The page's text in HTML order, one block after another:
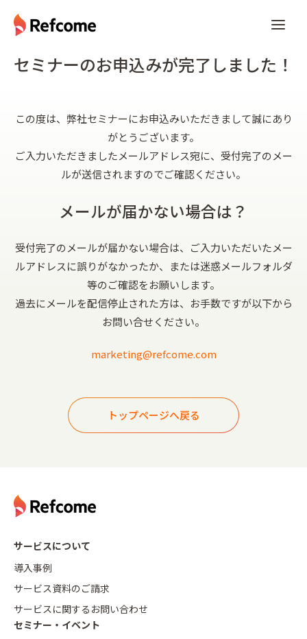
セミナーのお申込みが完了しました！
この度は、弊社セミナーにお申込みいただきまして誠にあり
がとうございます。
ご入力いただきましたメールアドレス宛に、受付完了のメー
ルが送信されますのでご確認ください。
メールが届かない場合は？
受付完了のメールが届かない場合は、ご入力いただいたメー
ルアドレスに誤りがなかったか、または迷惑メールフォルダ
等のご確認をお願いします。
過去にメールを配信停止された方は、お手数ですが以下から
お問い合せください。
marketing@refcome.com
トップページへ戻る
サービスについて
導入事例
サービス資料のご請求
サービスに関するお問い合わせ
セミナー・イベント